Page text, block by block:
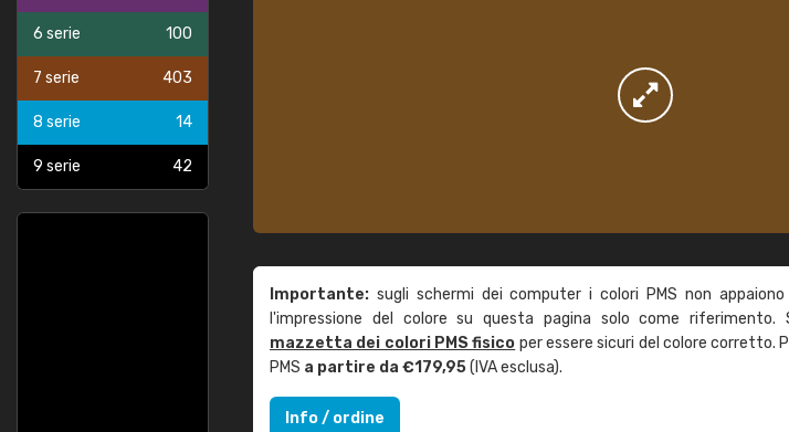
6 serie 100
7 serie 403
8 serie 14
9 serie 42
Importante: sugli schermi dei computer i colori PMS non
l'impressione del colore su questa pagina solo come riferimento.
mazzetta dei colori PMS fisico per essere sicuri del colore corretto.
PMS a partire da €179,95(IVA esclusa).
Info / ordine